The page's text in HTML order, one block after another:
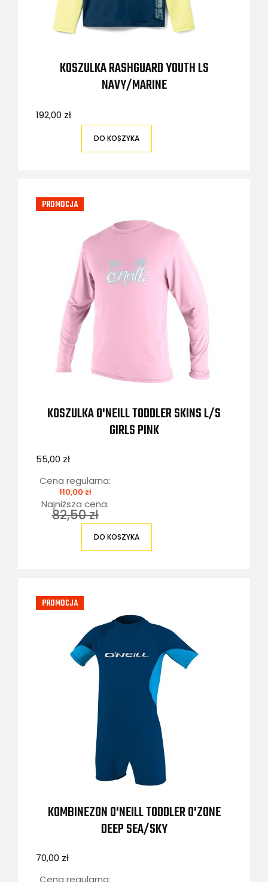
KOSZULKA RASHGUARD YOUTH LS
NAVY/MARINE
192,00 zł
DO KOSZYKA
KOSZULKA O'NEILL TODDLER SKINS L/S
GIRLS PINK
55,00 zł
Cena regularna:
110,00 zł
Najniższa cena:
82,50 zł
DO KOSZYKA
PROMOCJA
KOMBINEZON O'NEILL TODDLER O'ZONE
DEEP SEA/SKY
70,00 zł
Cena regularna:
PROMOCJA